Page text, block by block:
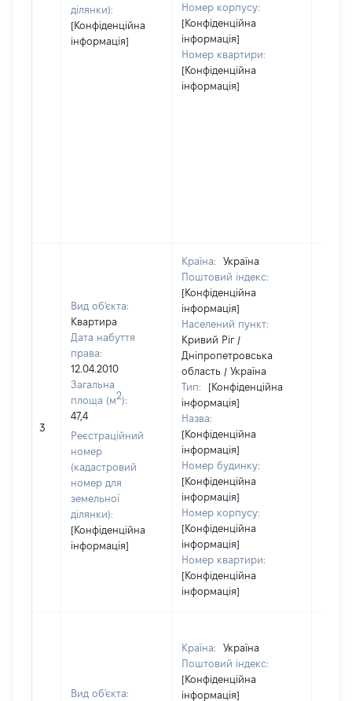
ділянки):
[Конфіденційна
інформація]
Номер корпусу:
[Конфіденційна
інформація]
Номер квартири:
[Конфіденційна
інформація]
3
Вид об'єкта:
Квартира
Дата набуття
права:
12.04.2010
Загальна
площа (м2):
47,4
Реєстраційний
номер
(кадастровий
номер для
земельної
ділянки):
[Конфіденційна
інформація]
Країна:
Україна
Поштовий індекс:
[Конфіденційна
інформація]
Населений пункт:
Кривий Ріг /
Дніпропетровська
область / Україна
Тип:
[Конфіденційна
інформація]
Назва:
[Конфіденційна
інформація]
Номер будинку:
[Конфіденційна
інформація]
Номер корпусу:
[Конфіденційна
інформація]
Номер квартири:
[Конфіденційна
інформація]
Вид об'єкта:
Країна:
Україна
Поштовий індекс:
[Конфіденційна
інформація]